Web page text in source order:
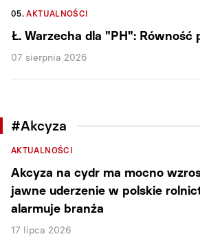
05. AKTUALNOŚCI
Ł. Warzecha dla "PH": Równość
07 sierpnia 2026
#Akcyza
AKTUALNOŚCI
Akcyza na cydr ma mocno
jawne uderzenie w polskie
alarmuje branża
17 lipca 2026